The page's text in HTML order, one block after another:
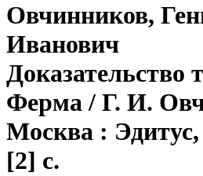
Овчинников,
Иванович
Доказательство
Ферма / Г. И.
Москва : Эдитус,
[2] с.